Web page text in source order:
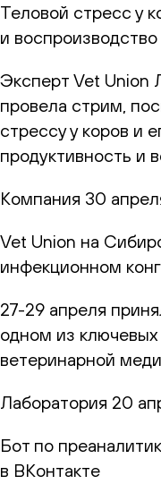
Теловой стресс у
и воспроизводство
Эксперт Vet Union
провела стрим,
стрессу у коров и
продуктивность и
Компания 30
Vet Union на
инфекционном
27-29 апреля
одном из
ветеринарной
Лаборатория 20
Бот по
в ВКонтакте